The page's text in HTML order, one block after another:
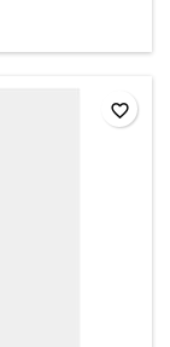
favorite_border